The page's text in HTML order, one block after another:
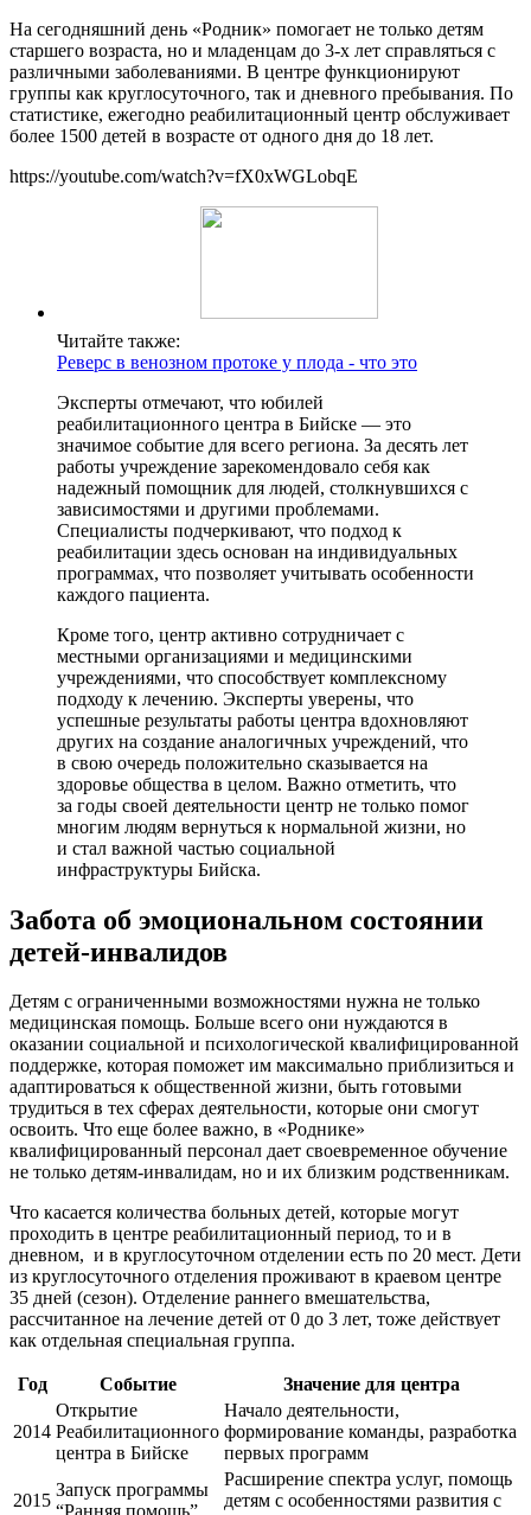
На сегодняшний день «Родник» помогает не только детям
старшего возраста, но и младенцам до 3-х лет справляться с
различными заболеваниями. В центре функционируют
группы как круглосуточного, так и дневного пребывания. По
статистике, ежегодно реабилитационный центр обслуживает
более 1500 детей в возрасте от одного дня до 18 лет.
https://youtube.com/watch?v=fX0xWGLobqE
Читайте также:
Реверс в венозном протоке у плода - что это
Эксперты отмечают, что юбилей
реабилитационного центра в Бийске — это
значимое событие для всего региона. За десять лет
работы учреждение зарекомендовало себя как
надежный помощник для людей, столкнувшихся с
зависимостями и другими проблемами.
Специалисты подчеркивают, что подход к
реабилитации здесь основан на индивидуальных
программах, что позволяет учитывать особенности
каждого пациента.
Кроме того, центр активно сотрудничает с
местными организациями и медицинскими
учреждениями, что способствует комплексному
подходу к лечению. Эксперты уверены, что
успешные результаты работы центра вдохновляют
других на создание аналогичных учреждений, что
в свою очередь положительно сказывается на
здоровье общества в целом. Важно отметить, что
за годы своей деятельности центр не только помог
многим людям вернуться к нормальной жизни, но
и стал важной частью социальной
инфраструктуры Бийска.
Забота об эмоциональном состоянии
детей-инвалидов
Детям с ограниченными возможностями нужна не только
медицинская помощь. Больше всего они нуждаются в
оказании социальной и психологической квалифицированной
поддержке, которая поможет им максимально приблизиться и
адаптироваться к общественной жизни, быть готовыми
трудиться в тех сферах деятельности, которые они смогут
освоить. Что еще более важно, в «Роднике»
квалифицированный персонал дает своевременное обучение
не только детям-инвалидам, но и их близким родственникам.
Что касается количества больных детей, которые могут
проходить в центре реабилитационный период, то и в
дневном, и в круглосуточном отделении есть по 20 мест. Дети
из круглосуточного отделения проживают в краевом центре
35 дней (сезон). Отделение раннего вмешательства,
рассчитанное на лечение детей от 0 до 3 лет, тоже действует
как отдельная специальная группа.
Год Событие Значение для центра
2014
Открытие
Реабилитационного
центра в Бийске
Начало деятельности,
формирование команды, разработка
первых программ
2015
Запуск программы
Расширение спектра услуг, помощь
детям с особенностями развития с